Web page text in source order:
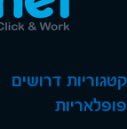
קטגוריות דרושים
פופלאריות